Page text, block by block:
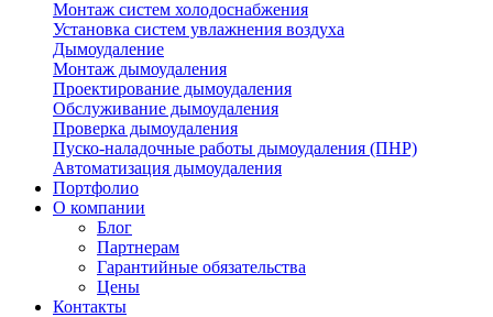
Монтаж систем холодоснабжения
Установка систем увлажнения воздуха
Дымоудаление
Монтаж дымоудаления
Проектирование дымоудаления
Обслуживание дымоудаления
Проверка дымоудаления
Пуско-наладочные работы дымоудаления (ПНР)
Автоматизация дымоудаления
Портфолио
О компании
Блог
Партнерам
Гарантийные обязательства
Цены
Контакты